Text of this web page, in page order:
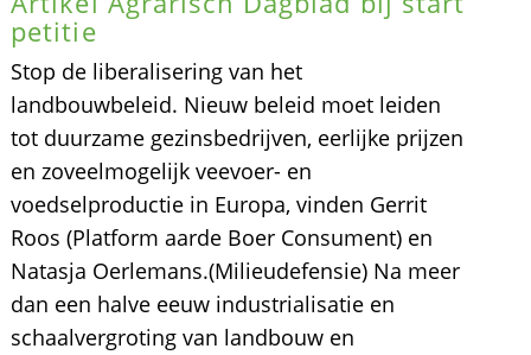
petitie
Stop de liberalisering van het
landbouwbeleid. Nieuw beleid moet leiden
tot duurzame gezinsbedrijven, eerlijke prijzen
en zoveelmogelijk veevoer- en
voedselproductie in Europa, vinden Gerrit
Roos (Platform aarde Boer Consument) en
Natasja Oerlemans.(Milieudefensie) Na meer
dan een halve eeuw industrialisatie en
schaalvergroting van landbouw en